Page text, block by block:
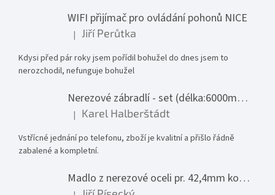
WIFI přijímač pro ovládání pohonů NICE
Hodnocení produktu je 1 z 5 hvězdiček.
| Jiří Perůtka
Kdysi před pár roky jsem pořídil bohužel do dnes jsem to
nerozchodil, nefunguje bohužel
Nerezové zábradlí - set (délka:6000mm x výška:1000mm)
Hodnocení produktu je 5 z 5 hvězdiček.
| Karel Halberštádt
Vstřícné jednání po telefonu, zboží je kvalitní a přišlo řádně
zabalené a kompletní.
Madlo z nerezové oceli pr. 42,4mm komplet - model 0116 - 3000mm